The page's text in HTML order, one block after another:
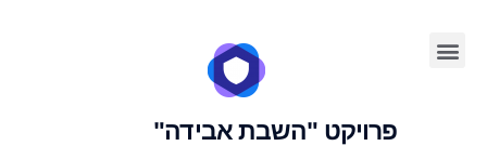
פרויקט "השבת אבידה"